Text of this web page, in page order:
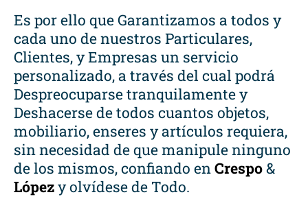
Es por ello que Garantizamos a todos y
cada uno de nuestros Particulares,
Clientes, y Empresas un servicio
personalizado, a través del cual podrá
Despreocuparse tranquilamente y
Deshacerse de todos cuantos objetos,
mobiliario, enseres y artículos requiera,
sin necesidad de que manipule ninguno
de los mismos, confiando en Crespo&
Lópezy olvídese de Todo.